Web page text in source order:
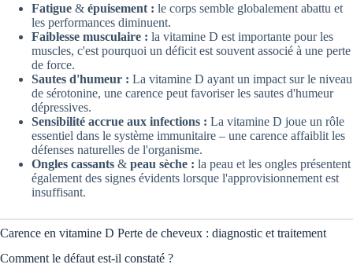
Fatigue & épuisement : le corps semble globalement abattu et
les performances diminuent.
Faiblesse musculaire : la vitamine D est importante pour les
muscles, c'est pourquoi un déficit est souvent associé à une perte
de force.
Sautes d'humeur : La vitamine D ayant un impact sur le niveau
de sérotonine, une carence peut favoriser les sautes d'humeur
dépressives.
Sensibilité accrue aux infections : La vitamine D joue un rôle
essentiel dans le système immunitaire – une carence affaiblit les
défenses naturelles de l'organisme.
Ongles cassants & peau sèche : la peau et les ongles présentent
également des signes évidents lorsque l'approvisionnement est
insuffisant.
Carence en vitamine D Perte de cheveux : diagnostic et traitement
Comment le défaut est-il constaté ?